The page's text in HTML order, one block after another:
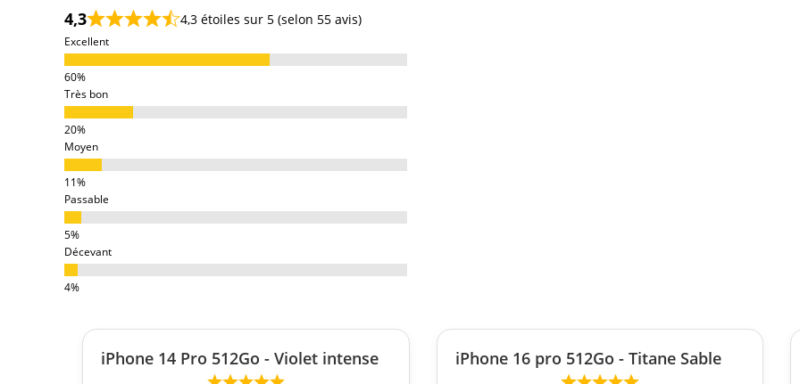
4,3 4,3 étoiles sur 5 (selon 55 avis)
Excellent
Très bon
Moyen
Passable
Décevant
iPhone 14 Pro 512Go - Violet intense iPhone 16 pro 512Go - Titane Sable